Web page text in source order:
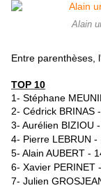
Alain
Entre parenthèses,
TOP 10
1- Stéphane
2- Cédrick BRINAS
3- Aurélien BIZIOU
4- Pierre LEBRUN -
5- Alain AUBERT -
6- Xavier PERINET
7- Julien